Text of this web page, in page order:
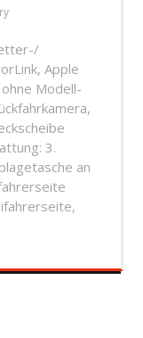
Apple
Modell-
3.
an